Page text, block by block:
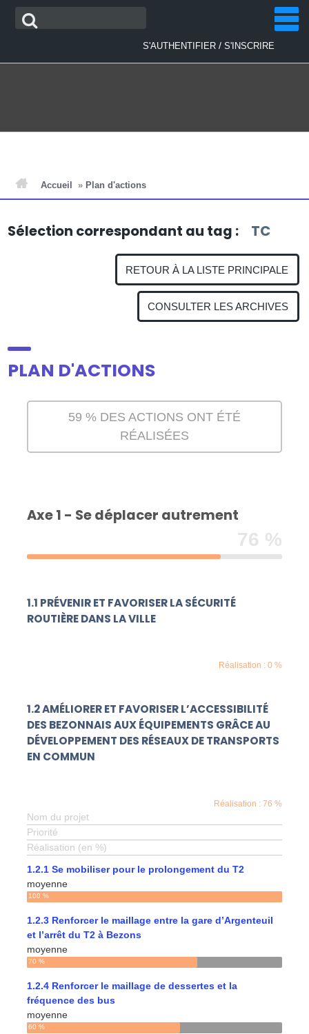
Aller
Recherche
S'AUTHENTIFIER/ S'INSCRIRE
PLAN D'ACTIONS
SUIVI▼
DOSSIERS
ATELIERS▼
Accueil » Plan d'actions
Sélection correspondant au tag : TC
RETOUR À LA LISTE PRINCIPALE
CONSULTER LES ARCHIVES
PLAN D'ACTIONS
59 % DES ACTIONS ONT ÉTÉ
RÉALISÉES
Axe 1 - Se déplacer autrement
76 %
1.1 PRÉVENIR ET FAVORISER LA SÉCURITÉ
ROUTIÈRE DANS LA VILLE
Réalisation : 0 %
1.2 AMÉLIORER ET FAVORISER L’ACCESSIBILITÉ
DES BEZONNAIS AUX ÉQUIPEMENTS GRÂCE AU
DÉVELOPPEMENT DES RÉSEAUX DE TRANSPORTS
EN COMMUN
Réalisation : 76 %
Nom du projet
Priorité
Réalisation (en %)
1.2.1 Se mobiliser pour le prolongement du T2
moyenne
100 %
1.2.3 Renforcer le maillage entre la gare d’Argenteuil
et l’arrêt du T2 à Bezons
moyenne
70 %
1.2.4 Renforcer le maillage de dessertes et la
fréquence des bus
moyenne
60 %